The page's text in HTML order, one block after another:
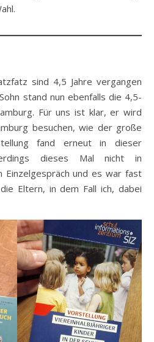
sind 4,5 Jahre vergangen
stand nun ebenfalls die 4,5-
Für uns ist klar, er wird
besuchen, wie der große
fand erneut in dieser
dieses Mal nicht in
Einzelgespräch und es war fast
Eltern, in dem Fall ich, dabei